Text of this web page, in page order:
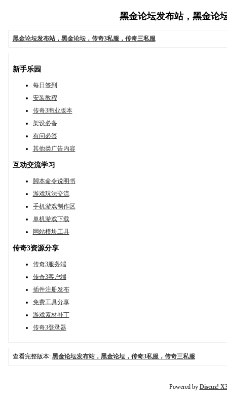
黑金论坛发布站，黑金论
黑金论坛发布站，黑金论坛，传奇3私服，传奇三私服
新手乐园
每日签到
安装教程
传奇3商业版本
架设必备
有问必答
其他类广告内容
互动交流学习
脚本命令说明书
游戏玩法交流
手机游戏制作区
单机游戏下载
网站模块工具
传奇3资源分享
传奇3服务端
传奇3客户端
插件注册发布
免费工具分享
游戏素材补丁
传奇3登录器
查看完整版本: 黑金论坛发布站，黑金论坛，传奇3私服，传奇三私服
Powered by Discuz!